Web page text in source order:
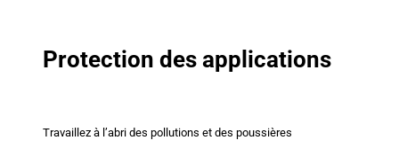
Protection des applications
Travaillez à l’abri des pollutions et des poussières